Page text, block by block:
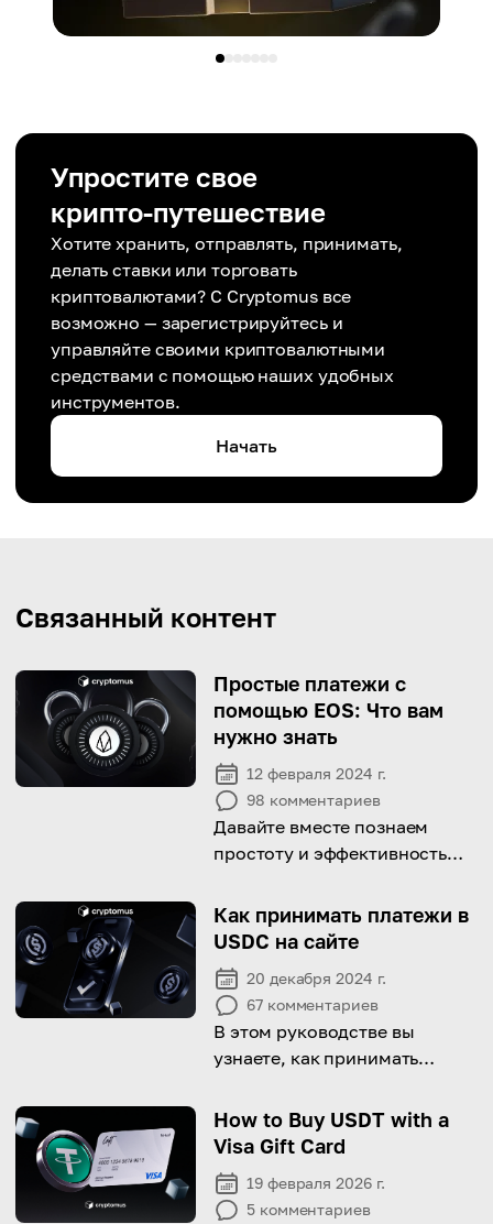
Упростите свое
крипто-путешествие
Хотите хранить, отправлять, принимать,
делать ставки или торговать
криптовалютами? С Cryptomus все
возможно — зарегистрируйтесь и
управляйте своими криптовалютными
средствами с помощью наших удобных
инструментов.
Начать
Связанный контент
Простые платежи с
помощью EOS: Что вам
нужно знать
12 февраля 2024 г.
98 комментариев
Давайте вместе познаем
простоту и эффективность
транзакций!
Как принимать платежи в
USDC на сайте
20 декабря 2024 г.
67 комментариев
В этом руководстве вы
узнаете, как принимать
бизнеса!
How to Buy USDT with a
Visa Gift Card
19 февраля 2026 г.
5 комментариев